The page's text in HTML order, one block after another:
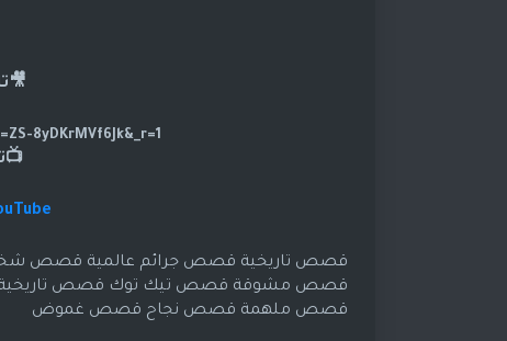
قصص تاريخية قصص جرائم عالمية قصص
قصص مشوقة قصص تيك توك قصص تاريخية
قصص ملهمة قصص نجاح قصص غموض